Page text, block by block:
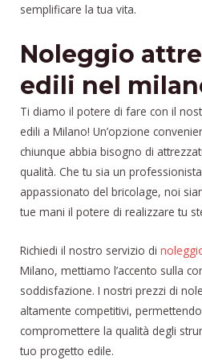
semplificare la tua vita.
Noleggio
edili nel
Ti diamo il potere di fare con il
edili a Milano! Un’opzione
chiunque abbia bisogno di
qualità. Che tu sia un
appassionato del bricolage, noi
tue mani il potere di realizzare tu
Richiedi il nostro servizio di
Milano, mettiamo l’accento sulla
soddisfazione. I nostri prezzi di
altamente competitivi,
compromettere la qualità degli
tuo progetto edile.